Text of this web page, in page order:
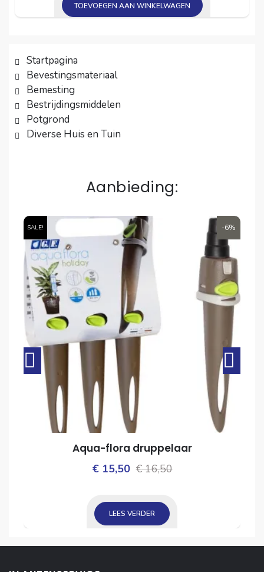
TOEVOEGEN AAN WINKELWAGEN
Startpagina
Bevestingsmateriaal
Bemesting
Bestrijdingsmiddelen
Potgrond
Diverse Huis en Tuin
Aanbieding:
-6%
SALE!
Aqua-flora druppelaar
€16,50Oorspronkelijke
€15,50
Huidige
LEES VERDER